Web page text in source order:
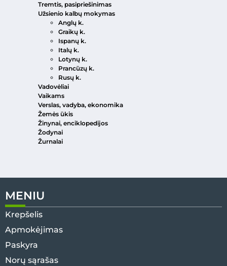
Tremtis, pasipriešinimas
Užsienio kalbų mokymas
Anglų k.
Graikų k.
Ispanų k.
Italų k.
Lotynų k.
Prancūzų k.
Rusų k.
Vadovėliai
Vaikams
Verslas, vadyba, ekonomika
Žemės ūkis
Žinynai, enciklopedijos
Žodynai
Žurnalai
MENIU
Krepšelis
Apmokėjimas
Paskyra
Norų sąrašas